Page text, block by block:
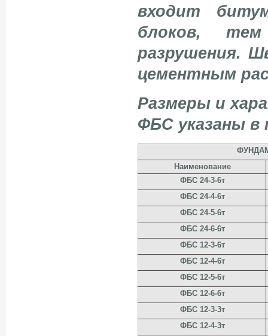
входит
блоков,
разрушения.
цементным
Размеры и
ФБС указаны в
Наименование
ФБС 24-3-6т
ФБС 24-4-6т
ФБС 24-5-6т
ФБС 24-6-6т
ФБС 12-3-6т
ФБС 12-4-6т
ФБС 12-5-6т
ФБС 12-6-6т
ФБС 12-3-3т
ФБС 12-4-3т